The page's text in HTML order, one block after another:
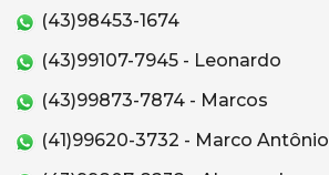
(43)98453-1674
(43)99107-7945 - Leonardo
(43)99873-7874 - Marcos
(41)99620-3732 - Marco Antônio